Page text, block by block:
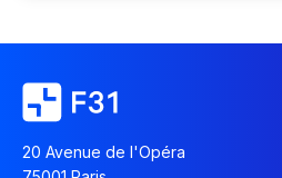
20 Avenue de l'Opéra